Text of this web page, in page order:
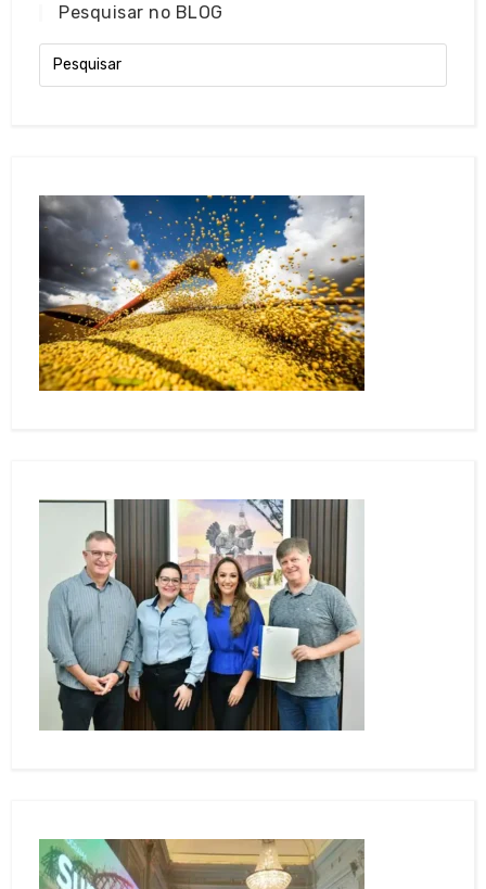
Pesquisar no BLOG